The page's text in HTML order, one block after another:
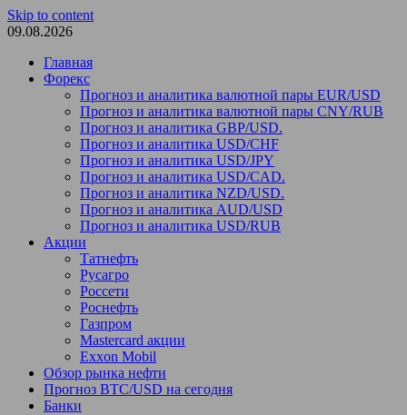
Skip to content
09.08.2026
Главная
Форекс
Прогноз и аналитика валютной пары EUR/USD
Прогноз и аналитика валютной пары CNY/RUB
Прогноз и аналитика GBP/USD.
Прогноз и аналитика USD/CHF
Прогноз и аналитика USD/JPY
Прогноз и аналитика USD/CAD.
Прогноз и аналитика NZD/USD.
Прогноз и аналитика AUD/USD
Прогноз и аналитика USD/RUB
Акции
Татнефть
Русагро
Россети
Роснефть
Газпром
Mastercard акции
Exxon Mobil
Обзор рынка нефти
Прогноз BTC/USD на сегодня
Банки